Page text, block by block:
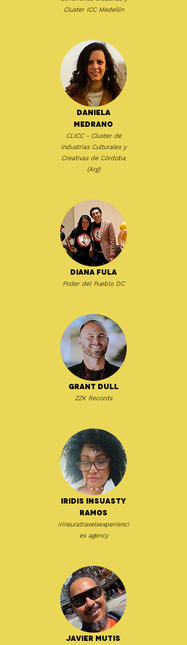
Cluster ICC Medellín
Daniela
Medrano
CLICC - Cluster de
Industrias Culturales y
Creativas de Córdoba
(Arg)
Diana Fula
Poder del Pueblo DC
Grant Dull
ZZK Records
Iridis Insuasty
Ramos
irinsuratravelsexperienci
es agency
Javier Mutis